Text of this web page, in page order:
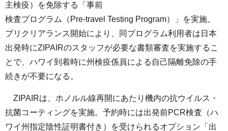
主検疫）を免除する「事前
検査プログラム（Pre-travel Testing Program）」を実施。
プリクリアランス開始により、同プログラム利用者は日本
出発時にZIPAIRのスタッフが必要な書類審査を実施するこ
とで、ハワイ到着時に州検疫係員による自己隔離免除の手
続きが不要になる。
ZIPAIRは、ホノルル線再開にあたり機内の抗ウイルス・
抗菌コーティングを実施。予約時には出発前PCR検査（ハ
ワイ州指定陰性証明書付き）を受けられるオプション「出